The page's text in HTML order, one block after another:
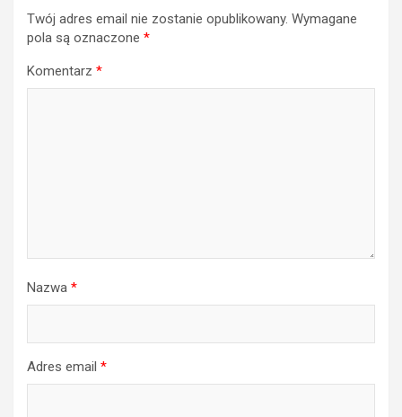
Twój adres email nie zostanie opublikowany. Wymagane
pola są oznaczone *
Komentarz *
Nazwa *
Adres email *